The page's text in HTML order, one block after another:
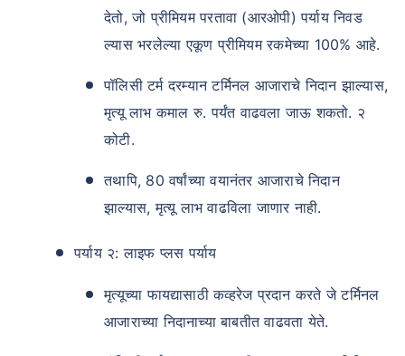
देतो, जो प्रीमियम परतावा (आरओपी) पर्याय निवड
ल्यास भरलेल्या एकूण प्रीमियम रकमेच्या 100% आहे.
पॉलिसी टर्म दरम्यान टर्मिनल आजाराचे निदान झाल्यास,
मृत्यू लाभ कमाल रु. पर्यंत वाढवला जाऊ शकतो. २
कोटी.
तथापि, 80 वर्षांच्या वयानंतर आजाराचे निदान
झाल्यास, मृत्यू लाभ वाढविला जाणार नाही.
पर्याय २: लाइफ प्लस पर्याय
मृत्यूच्या फायद्यासाठी कव्हरेज प्रदान करते जे टर्मिनल
आजाराच्या निदानाच्या बाबतीत वाढवता येते.
वय टर्म विमा प्रीमियमवर कसा
परिणाम करते